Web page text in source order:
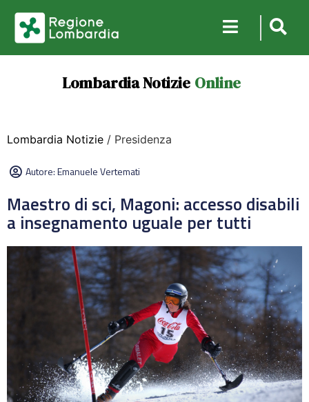
Lombardia Notizie Online
Lombardia Notizie / Presidenza
Autore:Emanuele Vertemati
Maestro di sci, Magoni: accesso disabili
a insegnamento uguale per tutti